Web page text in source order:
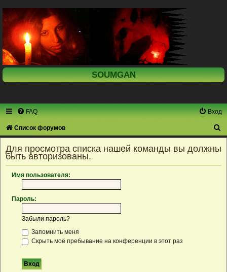
SOUMGAN
FAQ Вход
Список форумов
Для просмотра списка нашей команды вы должны
быть авторизованы.
Имя пользователя:
Пароль:
Забыли пароль?
Запомнить меня
Скрыть моё пребывание на конференции в этот раз